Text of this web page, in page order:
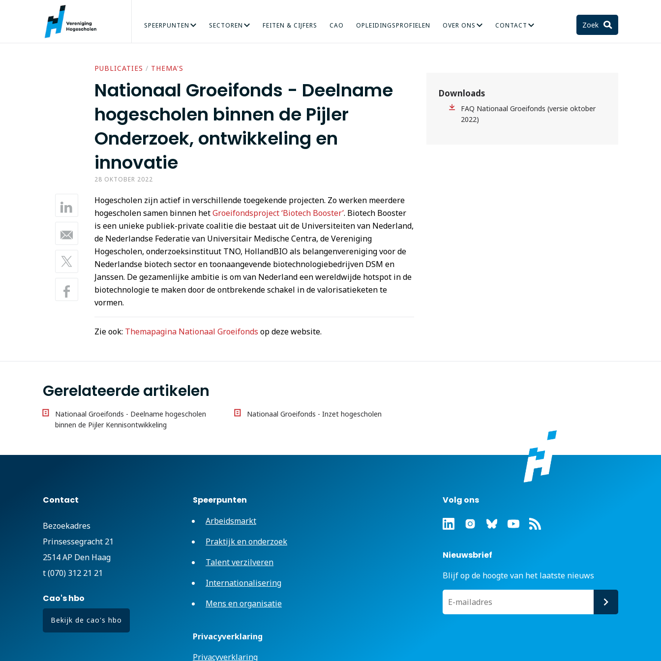
SPEERPUNTEN
ARBEIDSMARKT TALENT VERZILVEREN PRAKTIJKGERICHT ONDERZOEK INTERNATIONALISERING MENS EN ORGANISATIE STELSEL EN TOEKOMST
SECTOREN
AGRO & FOOD ECONOMIE GEZONDHEIDSZORG HOGERE SOCIALE STUDIES KUNST ONDERWIJS
FEITEN & CIJFERS CAO OPLEIDINGSPROFIELEN OVER ONS
ORGANISATIE ONZE MENSEN VACATURES
CONTACT
ADRES PERS VRAAG
Zoek
PUBLICATIES / THEMA'S
Nationaal Groeifonds - Deelname
hogescholen binnen de Pijler
Onderzoek, ontwikkeling en
innovatie
28 OKTOBER 2022
Hogescholen zijn actief in verschillende toegekende projecten. Zo werken meerdere
hogescholen samen binnen hetGroeifondsproject ‘Biotech Booster’. Biotech Booster
is een unieke publiek-private coalitie die bestaat uit de Universiteiten van Nederland,
de Nederlandse Federatie van Universitair Medische Centra, de Vereniging
Hogescholen, onderzoeksinstituut TNO, HollandBIO als belangenvereniging voor de
Nederlandse biotech sector en toonaangevende biotechnologiebedrijven DSM en
Janssen. De gezamenlijke ambitie is om van Nederland een wereldwijde hotspot in de
biotechnologie te maken door de ontbrekende schakel in de valorisatieketen te
vormen.
Zie ook: Themapagina Nationaal Groeifonds op deze website.
Downloads
FAQ Nationaal Groeifonds (versie oktober
2022)
Gerelateerde artikelen
Nationaal Groeifonds - Deelname hogescholen
binnen de Pijler Kennisontwikkeling
Nationaal Groeifonds - Inzet hogescholen
Contact
Bezoekadres
Prinsessegracht 21
2514 AP Den Haag
t (070) 312 21 21
Cao's hbo
Bekijk de cao's hbo
Speerpunten
Arbeidsmarkt
Praktijk en onderzoek
Talent verzilveren
Internationalisering
Mens en organisatie
Privacyverklaring
Privacyverklaring
Volg ons
Nieuwsbrief
Blijf op de hoogte van het laatste nieuws